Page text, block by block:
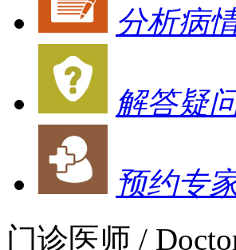
分析病
解答疑
预约专
门诊医师 /